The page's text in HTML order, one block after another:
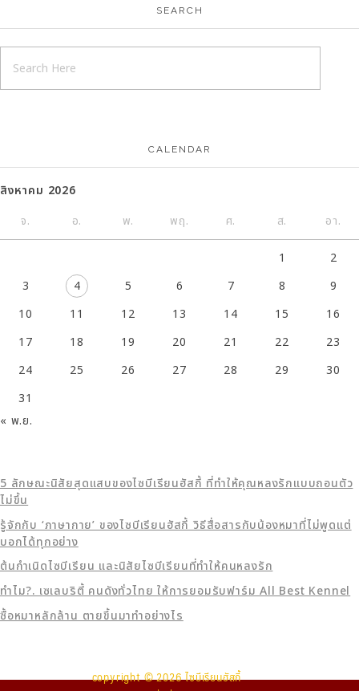
SEARCH
CALENDAR
สิงหาคม 2026
จ.
อ. พ. พฤ. ศ. ส. อา.
1
2
3
4 5 6 7 8
9
10
11 12 13 14 15
16
17
18 19 20 21 22
23
24
25 26 27 28 29
30
31
« พ.ย.
5 ลักษณะนิสัยสุดแสบของไซบีเรียนฮัสกี้ ที่ทำให้คุณหลงรักแบบถอนตัว
ไม่ขึ้น
รู้จักกับ ‘ภาษากาย’ ของไซบีเรียนฮัสกี้ วิธีสื่อสารกับน้องหมาที่ไม่พูดแต่
บอกได้ทุกอย่าง
ต้นกำเนิดไซบีเรียน และนิสัยไซบีเรียนที่ทำให้คนหลงรัก
ทำไม?. เซเลบริตี้ คนดังทั่วไทย ให้การยอมรับฟาร์ม All Best Kennel
ซื้อหมาหลักล้าน ตายขึ้นมาทำอย่างไร
copyright © 2026 ไซบีเรียนฮัสกี้